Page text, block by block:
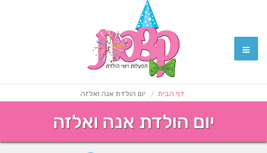
דף הבית יום הולדת אנה ואלזה
יום הולדת אנה ואלזה